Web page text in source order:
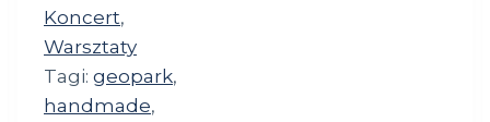
Koncert,
Warsztaty
Tagi: geopark,
handmade,